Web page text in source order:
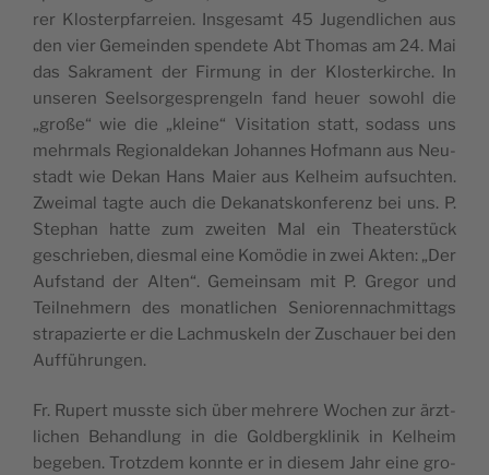
rer Klos­ter­pfar­rei­en. Ins­ge­samt 45 Jugend­li­chen aus
den vier Gemein­den spen­de­te Abt Tho­mas am 24. Mai
das Sakra­ment der Fir­mung in der Klos­ter­kir­che. In
unse­ren Seel­sor­ge­spren­geln fand heu­er sowohl die
„gro­ße“ wie die „klei­ne“ Visi­ta­ti­on statt, sodass uns
mehr­mals Regio­nal­de­kan Johan­nes Hof­mann aus Neu­
stadt wie Dekan Hans Mai­er aus Kel­heim auf­such­ten.
Zwei­mal tag­te auch die Deka­nats­kon­fe­renz bei uns. P.
Ste­phan hat­te zum zwei­ten Mal ein Thea­ter­stück
geschrie­ben, dies­mal eine Komö­die in zwei Akten: „Der
Auf­stand der Alten“. Gemein­sam mit P. Gre­gor und
Teil­neh­mern des monat­li­chen Senio­ren­nach­mit­tags
stra­pa­zier­te er die Lach­mus­keln der Zuschau­er bei den
Aufführungen.
Fr. Rupert muss­te sich über meh­re­re Wochen zur ärzt­
li­chen Behand­lung in die Gold­berg­kli­nik in Kel­heim
bege­ben. Trotz­dem konn­te er in die­sem Jahr eine gro­